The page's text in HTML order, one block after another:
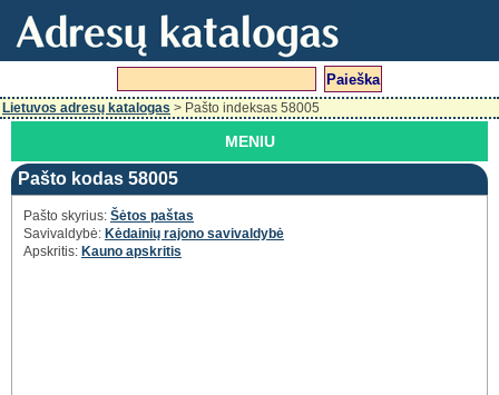
Lietuvos adresų katalogas > Pašto indeksas 58005
MENIU
Pašto kodas 58005
Pašto skyrius: Šėtos paštas
Savivaldybė: Kėdainių rajono savivaldybė
Apskritis: Kauno apskritis